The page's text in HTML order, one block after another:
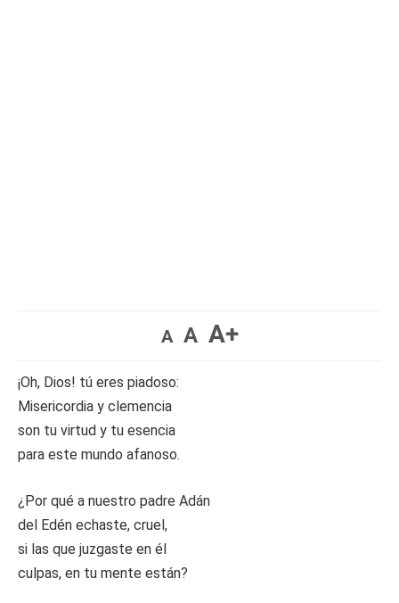
A A A+
¡Oh, Dios! tú eres piadoso:
Misericordia y clemencia
son tu virtud y tu esencia
para este mundo afanoso.
¿Por qué a nuestro padre Adán
del Edén echaste, cruel,
si las que juzgaste en él
culpas, en tu mente están?